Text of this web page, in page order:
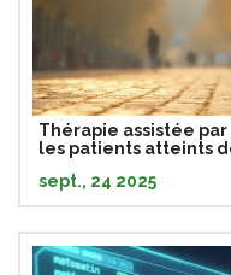
Thérapie assistée
les patients atteints
sept., 24 2025